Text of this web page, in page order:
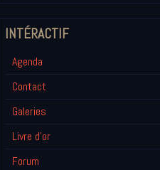
INTÉRACTIF
Agenda
Contact
Galeries
Livre d'or
Forum